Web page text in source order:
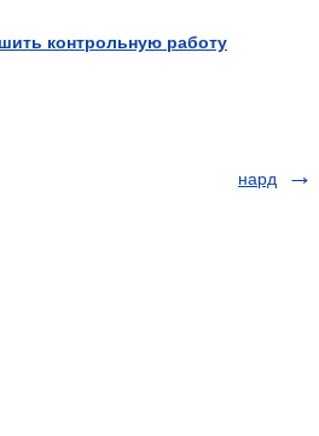
контрольную работу
нард